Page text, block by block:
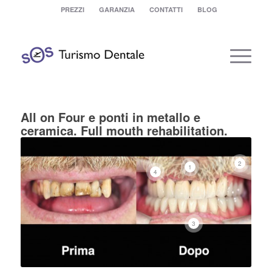
PREZZI GARANZIA CONTATTI BLOG
All on Four e ponti in metallo e
ceramica. Full mouth rehabilitation.
1 2
3
4